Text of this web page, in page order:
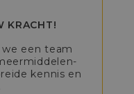
KRACHT!
we een team
kennis en